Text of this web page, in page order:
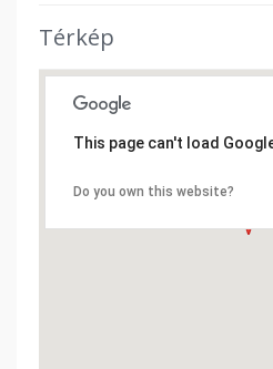
Térkép
This page can't load
Do you own this website?